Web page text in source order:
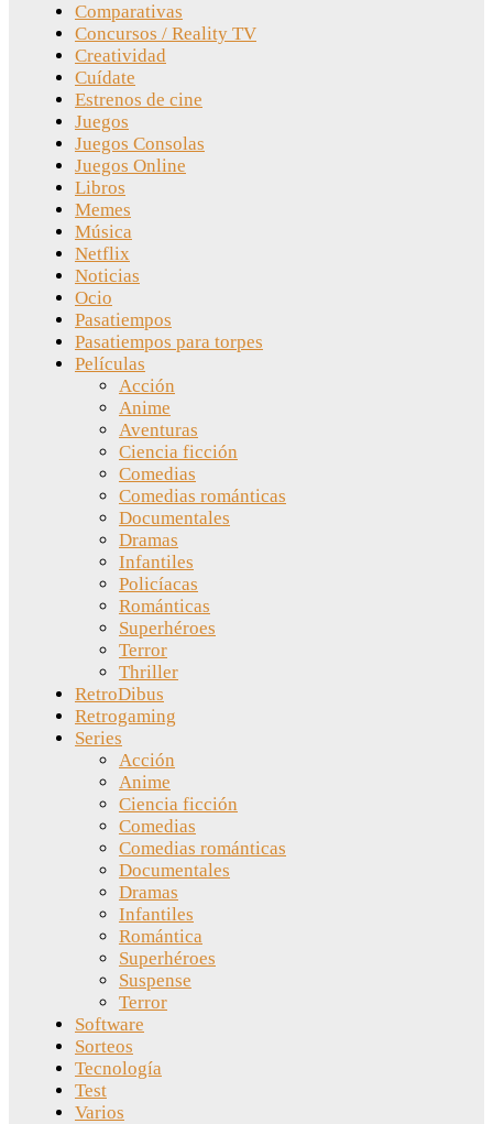
Comparativas
Concursos / Reality TV
Creatividad
Cuídate
Estrenos de cine
Juegos
Juegos Consolas
Juegos Online
Libros
Memes
Música
Netflix
Noticias
Ocio
Pasatiempos
Pasatiempos para torpes
Películas
Acción
Anime
Aventuras
Ciencia ficción
Comedias
Comedias románticas
Documentales
Dramas
Infantiles
Policíacas
Románticas
Superhéroes
Terror
Thriller
RetroDibus
Retrogaming
Series
Acción
Anime
Ciencia ficción
Comedias
Comedias románticas
Documentales
Dramas
Infantiles
Romántica
Superhéroes
Suspense
Terror
Software
Sorteos
Tecnología
Test
Varios